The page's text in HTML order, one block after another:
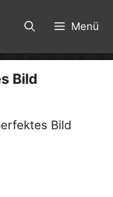
Menü
Bild
Bild